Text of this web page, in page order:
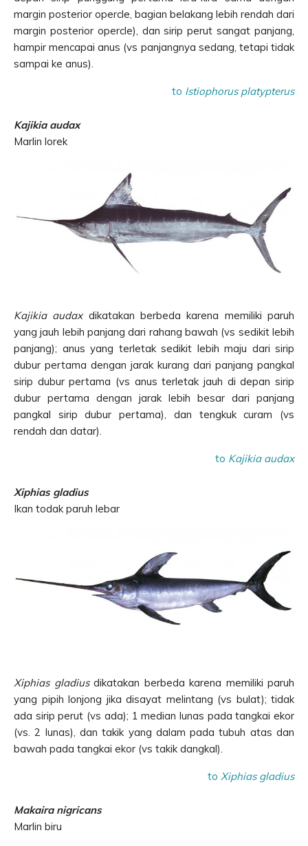
margin posterior opercle, bagian belakang lebih rendah dari
margin posterior opercle), dan sirip perut sangat panjang,
hampir mencapai anus (vs panjangnya sedang, tetapi tidak
sampai ke anus).
to Istiophorus platypterus
Kajikia audax
Marlin lorek
Kajikia audaxdikatakan berbeda karena memiliki paruh
yang jauh lebih panjang dari rahang bawah (vs sedikit lebih
panjang); anus yang terletak sedikit lebih maju dari sirip
dubur pertama dengan jarak kurang dari panjang pangkal
sirip dubur pertama (vs anus terletak jauh di depan sirip
dubur pertama dengan jarak lebih besar dari panjang
pangkal sirip dubur pertama), dan tengkuk curam (vs
rendah dan datar).
to Kajikia audax
Xiphias gladius
Ikan todak paruh lebar
Xiphias gladiusdikatakan berbeda karena memiliki paruh
yang pipih lonjong jika disayat melintang (vs bulat); tidak
ada sirip perut (vs ada); 1 median lunas pada tangkai ekor
(vs. 2 lunas), dan takik yang dalam pada tubuh atas dan
bawah pada tangkai ekor (vs takik dangkal).
to Xiphias gladius
Makaira nigricans
Marlin biru